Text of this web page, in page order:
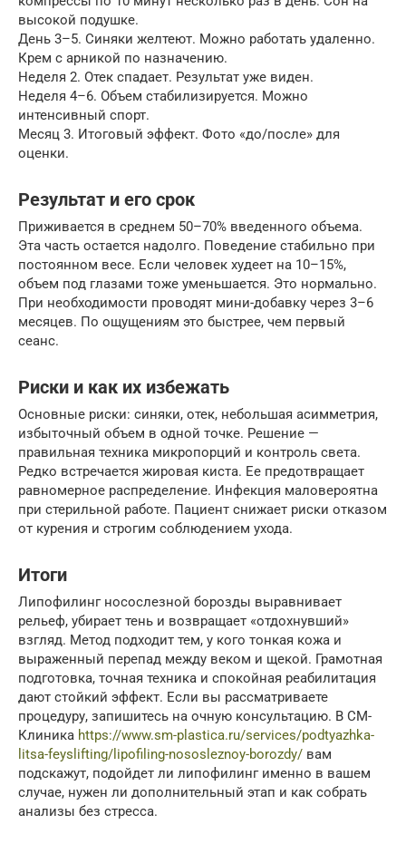
высокой подушке.
День 3–5. Синяки желтеют. Можно работать удаленно.
Крем с арникой по назначению.
Неделя 2. Отек спадает. Результат уже виден.
Неделя 4–6. Объем стабилизируется. Можно
интенсивный спорт.
Месяц 3. Итоговый эффект. Фото «до/после» для
оценки.
Результат и его срок
Приживается в среднем 50–70% введенного объема.
Эта часть остается надолго. Поведение стабильно при
постоянном весе. Если человек худеет на 10–15%,
объем под глазами тоже уменьшается. Это нормально.
При необходимости проводят мини-добавку через 3–6
месяцев. По ощущениям это быстрее, чем первый
сеанс.
Риски и как их избежать
Основные риски: синяки, отек, небольшая асимметрия,
избыточный объем в одной точке. Решение —
правильная техника микропорций и контроль света.
Редко встречается жировая киста. Ее предотвращает
равномерное распределение. Инфекция маловероятна
при стерильной работе. Пациент снижает риски отказом
от курения и строгим соблюдением ухода.
Итоги
Липофилинг носослезной борозды выравнивает
рельеф, убирает тень и возвращает «отдохнувший»
взгляд. Метод подходит тем, у кого тонкая кожа и
выраженный перепад между веком и щекой. Грамотная
подготовка, точная техника и спокойная реабилитация
дают стойкий эффект. Если вы рассматриваете
процедуру, запишитесь на очную консультацию. В СМ-
Клиника https://www.sm-plastica.ru/services/podtyazhka-
litsa-feyslifting/lipofiling-nososleznoy-borozdy/ вам
подскажут, подойдет ли липофилинг именно в вашем
случае, нужен ли дополнительный этап и как собрать
анализы без стресса.